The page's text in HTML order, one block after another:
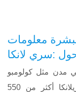
معلومات
:سري لانكا
مدن مثل كولومبو
وكاندي أو غالي حسب التوفر. تضم سريلانكا أكثر من 550